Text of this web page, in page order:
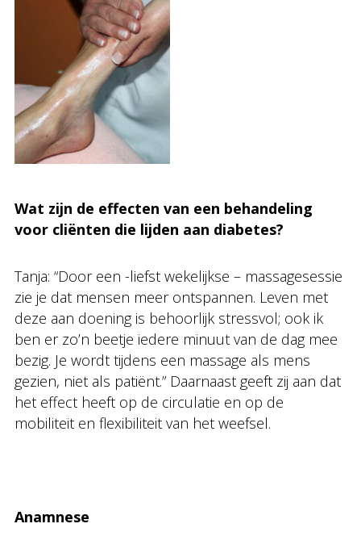
Wat zijn de effecten van een behandeling
voor cliënten die lijden aan diabetes?
Tanja: “Door een -liefst wekelijkse – massagesessie
zie je dat mensen meer ontspannen. Leven met
deze aan doening is behoorlijk stressvol; ook ik
ben er zo’n beetje iedere minuut van de dag mee
bezig. Je wordt tijdens een massage als mens
gezien, niet als patiënt.” Daarnaast geeft zij aan dat
het effect heeft op de circulatie en op de
mobiliteit en flexibiliteit van het weefsel.
Anamnese